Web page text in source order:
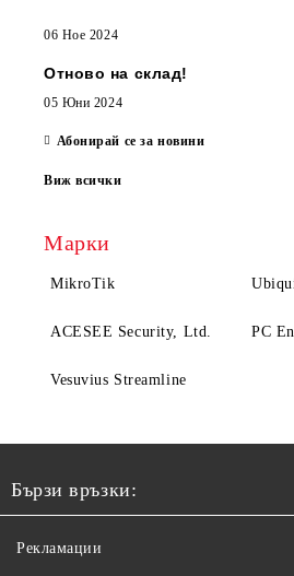
06 Ное 2024
Отново на склад!
05 Юни 2024
Абонирай се за новини
Виж всички
Марки
MikroTik
ACESEE Security, Ltd. PC
Vesuvius Streamline
Бързи връзки:
Рекламации